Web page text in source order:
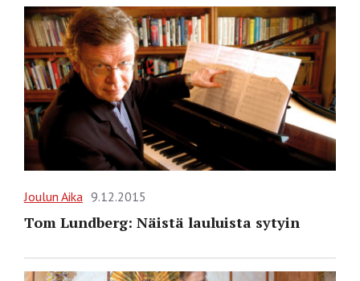
Joulun Aika 9.12.2015
Tom Lundberg: Näistä lauluista sytyin